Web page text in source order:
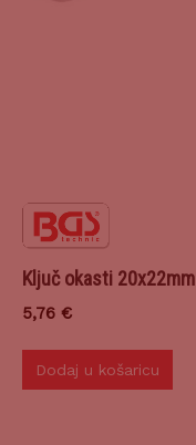
Ključ okasti 20x22mm
5,76 €
Dodaj u košaricu